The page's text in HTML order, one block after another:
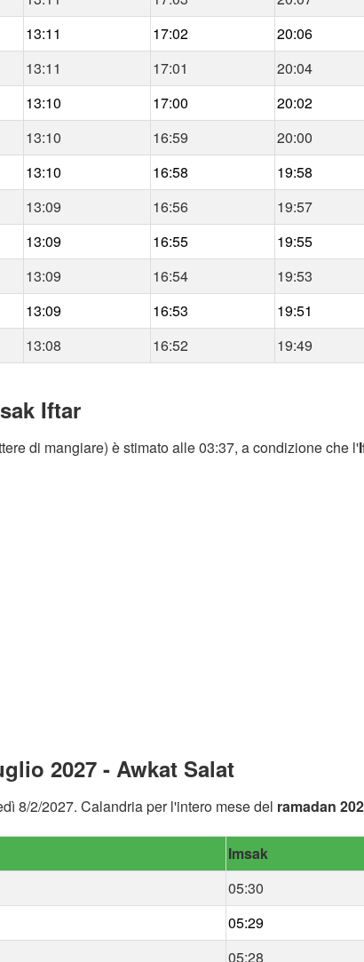
13:11 17:02 20:06
13:11 17:01 20:04
13:10 17:00 20:02
13:10 16:59 20:00
13:10 16:58 19:58
13:09 16:56 19:57
13:09 16:55 19:55
13:09 16:54 19:53
13:09 16:53 19:51
13:08 16:52 19:49
Iftar
di mangiare) è stimato alle 03:37, a condizione che l'
2027 - Awkat Salat
8/2/2027. Calandria per l'intero mese del ramadan
Imsak
05:30
05:29
05:28